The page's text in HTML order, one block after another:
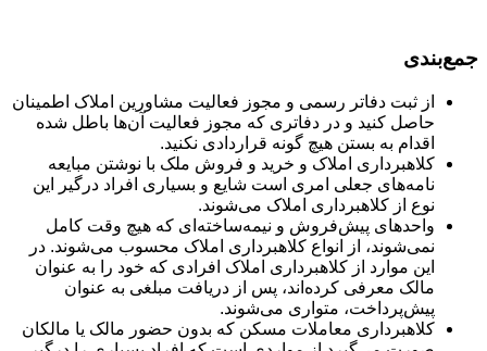
جمع‌بندی
از ثبت دفاتر رسمی و مجوز فعالیت مشاورین املاک اطمینان
حاصل کنید و در دفاتری که مجوز فعالیت آن‌ها باطل شده
اقدام به بستن هیچ گونه قراردادی نکنید.
کلاهبرداری املاک و خرید و فروش ملک با نوشتن مبایعه
نامه‌های جعلی امری است شایع و بسیاری افراد درگیر این
نوع از کلاهبرداری املاک می‌شوند.
واحدهای پیش‌فروش و نیمه‌ساخته‌ای که هیچ وقت کامل
نمی‌شوند، از انواع کلاهبرداری املاک محسوب می‌شوند. در
این موارد از کلاهبرداری املاک افرادی که خود را به عنوان
مالک معرفی کرده‌اند، پس از دریافت مبلغی به عنوان
پیش‌پرداخت، متواری می‌شوند.
کلاهبرداری‌ معاملات مسکن که بدون حضور مالک یا مالکان